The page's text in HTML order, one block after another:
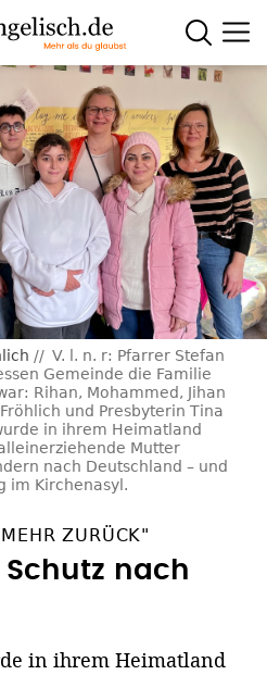
V. l. n. r: Pfarrer Stefan
Gemeinde die Familie
Rihan, Mohammed, Jihan
und Presbyterin Tina
in ihrem Heimatland
Mutter
nach Deutschland – und
im Kirchenasyl.
ZURÜCK"
nach
in ihrem Heimatland